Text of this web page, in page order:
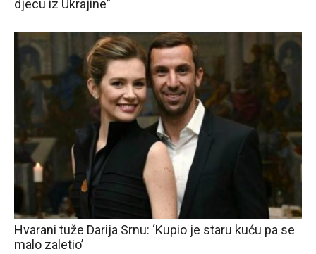
djecu iz Ukrajine”
Hvarani tuže Darija Srnu: ‘Kupio je staru kuću pa se
malo zaletio’